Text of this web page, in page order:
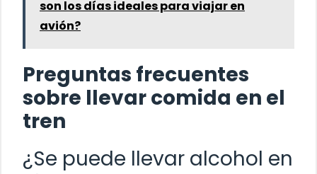
son los días ideales para viajar en
avión?
Preguntas frecuentes
sobre llevar comida en el
tren
¿Se puede llevar alcohol en